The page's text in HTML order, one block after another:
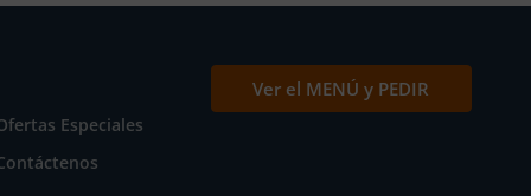
Especiales
Ver el MENÚ y PEDIR